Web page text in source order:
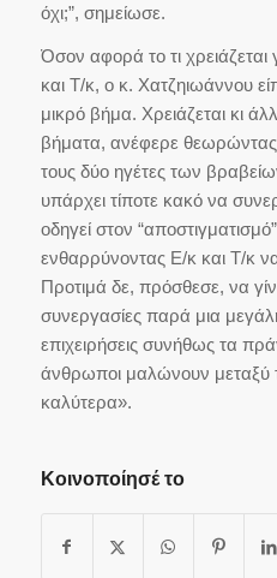
όχι;”, σημείωσε.
Όσον αφορά το τι
και Τ/κ, ο κ. Χατζηιωάννου
μικρό βήμα. Χρειάζεται κι
βήματα, ανέφερε
τους δύο ηγέτες των
υπάρχει τίποτε κακό να
οδηγεί στον
ενθαρρύνοντας Ε/κ και Τ/κ
Προτιμά δε, πρόσθεσε, να
συνεργασίες παρά μια
επιχειρήσεις συνήθως τα
άνθρωποι μαλώνουν μεταξύ
καλύτερα».
Κοινοποίησέ το